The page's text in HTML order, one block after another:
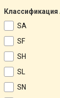
Классификация
SA
SF
SH
SL
SN